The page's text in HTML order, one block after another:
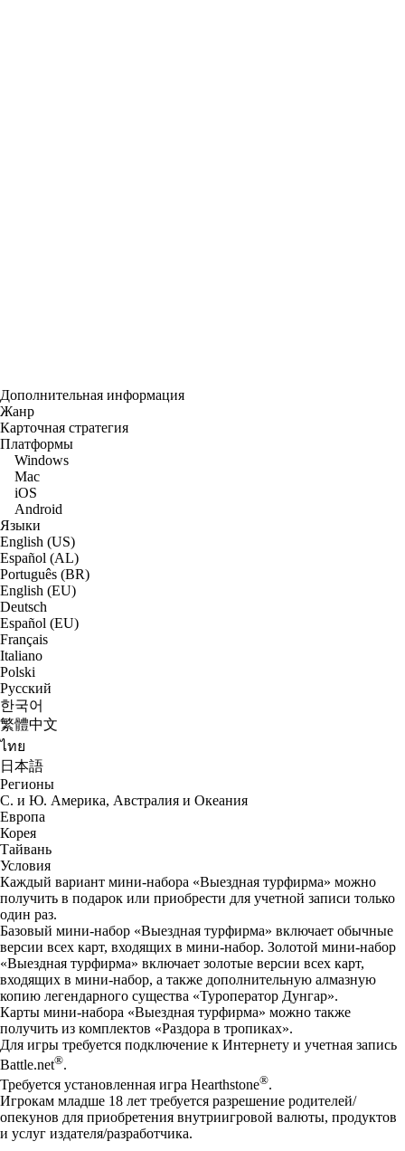
Дополнительная информация
Жанр
Карточная стратегия
Платформы
Windows
Mac
iOS
Android
Языки
English (US)
Español (AL)
Português (BR)
English (EU)
Deutsch
Español (EU)
Français
Italiano
Polski
Русский
한국어
繁體中文
ไทย
日本語
Регионы
С. и Ю. Америка, Австралия и Океания
Европа
Корея
Тайвань
Условия
Каждый вариант мини-набора «Выездная турфирма» можно
получить в подарок или приобрести для учетной записи только
один раз.
Базовый мини-набор «Выездная турфирма» включает обычные
версии всех карт, входящих в мини-набор. Золотой мини-набор
«Выездная турфирма» включает золотые версии всех карт,
входящих в мини-набор, а также дополнительную алмазную
копию легендарного существа «Туроператор Дунгар».
Карты мини-набора «Выездная турфирма» можно также
получить из комплектов «Раздора в тропиках».
Для игры требуется подключение к Интернету и учетная запись
Battle.net®.
Требуется установленная игра Hearthstone®.
Игрокам младше 18 лет требуется разрешение родителей/
опекунов для приобретения внутриигровой валюты, продуктов
и услуг издателя/разработчика.